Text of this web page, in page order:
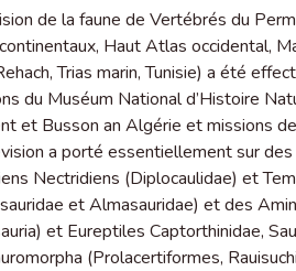
de la faune de Vertébrés du
Haut Atlas occidental,
Trias marin, Tunisie) a été
du Muséum National d’Histoire
et Busson an Algérie et missions
a porté essentiellement sur
Nectridiens (Diplocaulidae) et
et Almasauridae) et des
et Eureptiles Captorthinidae,
(Prolacertiformes,